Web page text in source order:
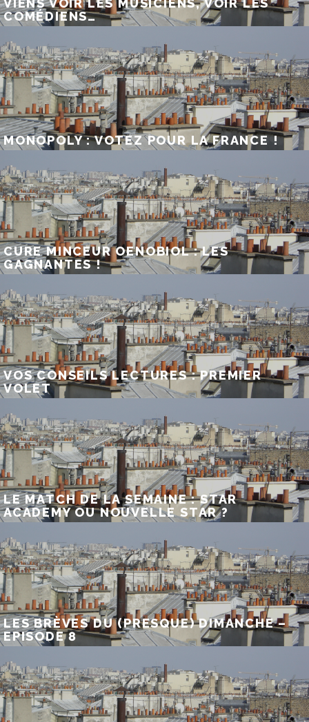
VIENS VOIR LES MUSICIENS, VOIR LES
COMÉDIENS…
MONOPOLY : VOTEZ POUR LA FRANCE !
CURE MINCEUR OENOBIOL : LES
GAGNANTES !
VOS CONSEILS LECTURES : PREMIER
VOLET
LE MATCH DE LA SEMAINE : STAR
ACADEMY OU NOUVELLE STAR ?
LES BRÈVES DU (PRESQUE) DIMANCHE –
EPISODE 8